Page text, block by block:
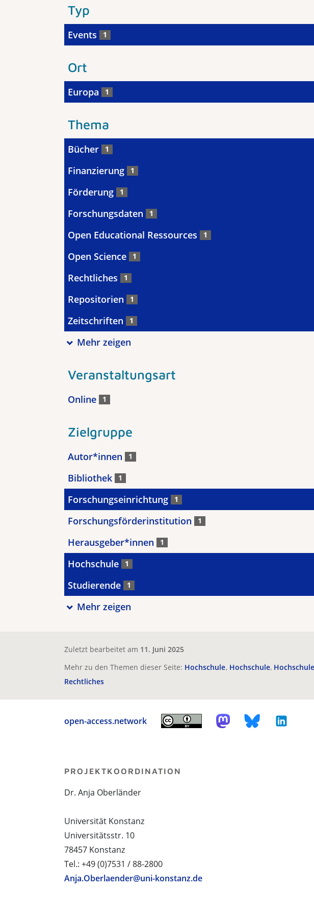
Typ
Events 1
Ort
Europa 1
Thema
Bücher 1
Finanzierung 1
Förderung 1
Forschungsdaten 1
Open Educational Ressources 1
Open Science 1
Rechtliches 1
Repositorien 1
Zeitschriften 1
Mehr zeigen
Veranstaltungsart
Online 1
Zielgruppe
Autor*innen 1
Bibliothek 1
Forschungseinrichtung 1
Forschungsförderinstitution 1
Herausgeber*innen 1
Hochschule 1
Studierende 1
Mehr zeigen
Zuletzt bearbeitet am 11. Juni 2025
Mehr zu den Themen dieser Seite: Hochschule Hochschule
Rechtliches
open-access.network
PROJEKTKOORDINATION
Dr. Anja Oberländer
Universität Konstanz
Universitätsstr. 10
78457 Konstanz
Tel.: +49 (0)7531 / 88-2800
Anja.Oberlaender@uni-konstanz.de